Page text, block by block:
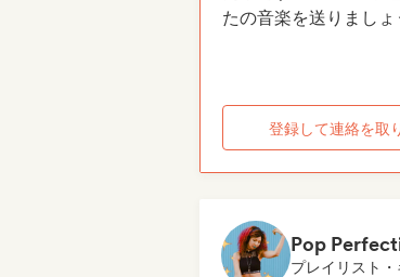
たの音楽を送りましょ
登録して連絡を取
Pop
プレイリスト